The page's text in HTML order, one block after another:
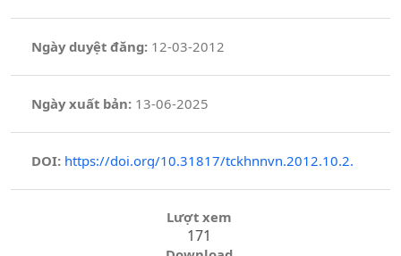
Ngày duyệt đăng:12-03-2012
Ngày xuất bản: 13-06-2025
DOI: https://doi.org/10.31817/tckhnnvn.2012.10.2.
Lượt xem
171